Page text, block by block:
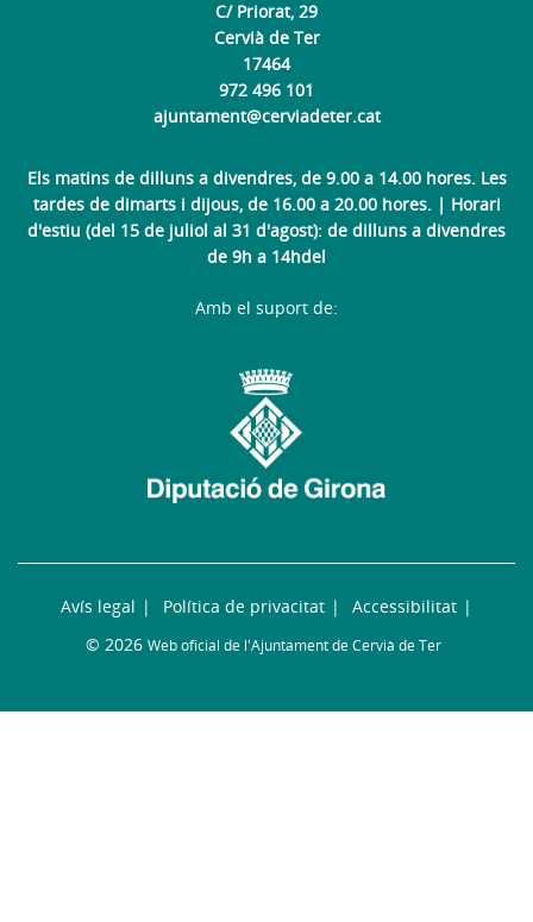
C/ Priorat, 29
Cervià de Ter
17464
972 496 101
ajuntament@cerviadeter.cat
Els matins de dilluns a divendres, de 9.00 a 14.00 hores. Les
tardes de dimarts i dijous, de 16.00 a 20.00 hores. | Horari
d'estiu (del 15 de juliol al 31 d'agost): de dilluns a divendres
de 9h a 14hdel
Avís legal Política de privacitat
Accessibilitat
© 2026 Web oficial de l'Ajuntament de Cervià de Ter
Amb el suport de: